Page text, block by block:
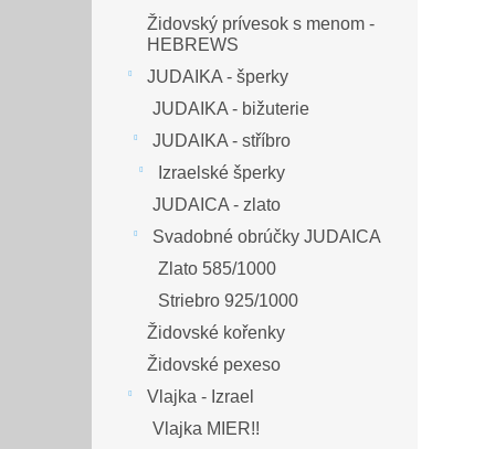
Židovský prívesok s menom -
HEBREWS
JUDAIKA - šperky
JUDAIKA - bižuterie
JUDAIKA - stříbro
Izraelské šperky
JUDAICA - zlato
Svadobné obrúčky JUDAICA
Zlato 585/1000
Striebro 925/1000
Židovské kořenky
Židovské pexeso
Vlajka - Izrael
Vlajka MIER!!